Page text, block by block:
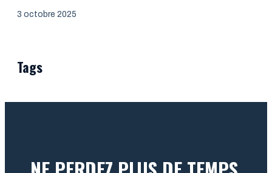
3 octobre 2025
Tags